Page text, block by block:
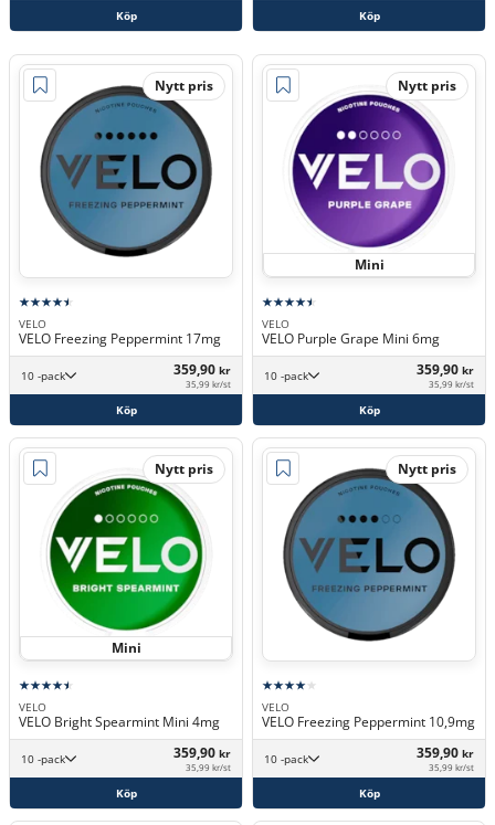
Köp Köp
Nytt pris
VELO
VELO Freezing Peppermint 17mg
10 -pack 359,90 kr
35,99 kr/st
Köp
Nytt pris
Mini
VELO
VELO Purple Grape Mini 6mg
10 -pack 359,90 kr
35,99 kr/st
Köp
Nytt pris
Mini
VELO
VELO Bright Spearmint Mini 4mg
10 -pack 359,90 kr
35,99 kr/st
Köp
Nytt pris
VELO
VELO Freezing Peppermint 10,9mg
10 -pack 359,90 kr
35,99 kr/st
Köp